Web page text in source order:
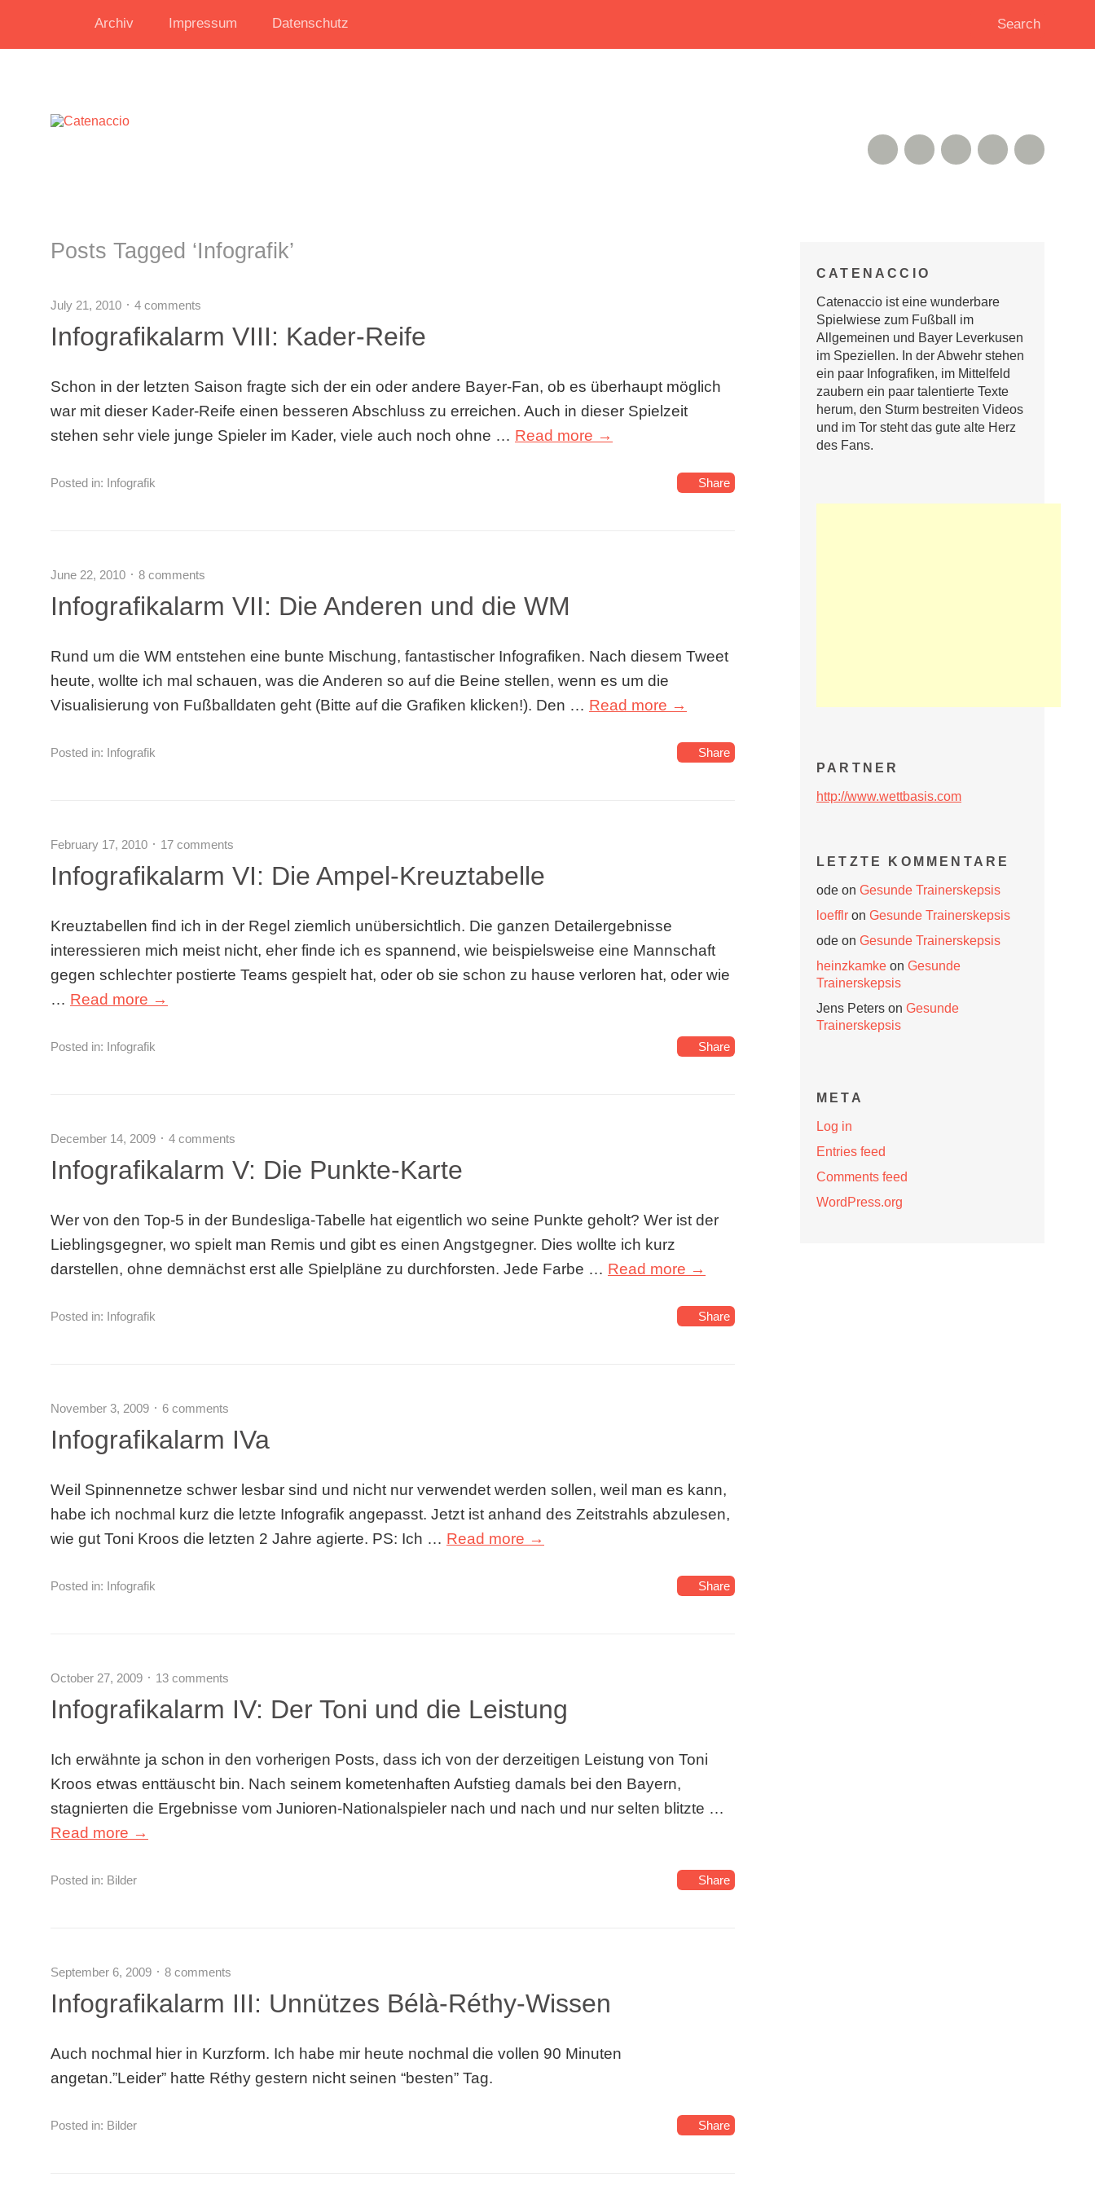
Archiv Impressum Datenschutz
Google+
Instagram
Xing
RSS Feed
Posts Tagged ‘Infografik’
July 21, 2010 4 comments
Infografikalarm VIII: Kader-Reife
Schon in der letzten Saison fragte sich der ein oder andere Bayer-Fan, ob es überhaupt möglich
war mit dieser Kader-Reife einen besseren Abschluss zu erreichen. Auch in dieser Spielzeit
stehen sehr viele junge Spieler im Kader, viele auch noch ohne … Read more →
Posted in: Infografik Share
June 22, 2010 8 comments
Infografikalarm VII: Die Anderen und die WM
Rund um die WM entstehen eine bunte Mischung, fantastischer Infografiken. Nach diesem Tweet
heute, wollte ich mal schauen, was die Anderen so auf die Beine stellen, wenn es um die
Visualisierung von Fußballdaten geht (Bitte auf die Grafiken klicken!). Den … Read more →
Posted in: Infografik Share
February 17, 2010 17 comments
Infografikalarm VI: Die Ampel-Kreuztabelle
Kreuztabellen find ich in der Regel ziemlich unübersichtlich. Die ganzen Detailergebnisse
interessieren mich meist nicht, eher finde ich es spannend, wie beispielsweise eine Mannschaft
gegen schlechter postierte Teams gespielt hat, oder ob sie schon zu hause verloren hat, oder wie
… Read more →
Posted in: Infografik Share
December 14, 2009 4 comments
Infografikalarm V: Die Punkte-Karte
Wer von den Top-5 in der Bundesliga-Tabelle hat eigentlich wo seine Punkte geholt? Wer ist der
Lieblingsgegner, wo spielt man Remis und gibt es einen Angstgegner. Dies wollte ich kurz
darstellen, ohne demnächst erst alle Spielpläne zu durchforsten. Jede Farbe … Read more →
Posted in: Infografik Share
November 3, 2009 6 comments
Infografikalarm IVa
Weil Spinnennetze schwer lesbar sind und nicht nur verwendet werden sollen, weil man es kann,
habe ich nochmal kurz die letzte Infografik angepasst. Jetzt ist anhand des Zeitstrahls abzulesen,
wie gut Toni Kroos die letzten 2 Jahre agierte. PS: Ich … Read more →
Posted in: Infografik Share
October 27, 2009 13 comments
Infografikalarm IV: Der Toni und die Leistung
Ich erwähnte ja schon in den vorherigen Posts, dass ich von der derzeitigen Leistung von Toni
Kroos etwas enttäuscht bin. Nach seinem kometenhaften Aufstieg damals bei den Bayern,
stagnierten die Ergebnisse vom Junioren-Nationalspieler nach und nach und nur selten blitzte …
Read more →
Posted in: Bilder Share
September 6, 2009 8 comments
Infografikalarm III: Unnützes Bélà-Réthy-Wissen
Auch nochmal hier in Kurzform. Ich habe mir heute nochmal die vollen 90 Minuten
angetan.”Leider” hatte Réthy gestern nicht seinen “besten” Tag.
Posted in: Bilder Share
CATENACCIO
Catenaccio ist eine wunderbare
Spielwiese zum Fußball im
Allgemeinen und Bayer Leverkusen
im Speziellen. In der Abwehr stehen
ein paar Infografiken, im Mittelfeld
zaubern ein paar talentierte Texte
herum, den Sturm bestreiten Videos
und im Tor steht das gute alte Herz
des Fans.
PARTNER
http://www.wettbasis.com
LETZTE KOMMENTARE
ode on Gesunde Trainerskepsis
loefflr on Gesunde Trainerskepsis
ode on Gesunde Trainerskepsis
heinzkamke on Gesunde
Trainerskepsis
Jens Peters on Gesunde
Trainerskepsis
META
Log in
Entries feed
Comments feed
WordPress.org